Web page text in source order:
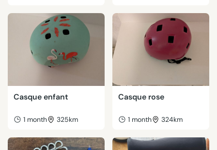
Casque enfant
1 month 325km
Casque rose
1 month 324km